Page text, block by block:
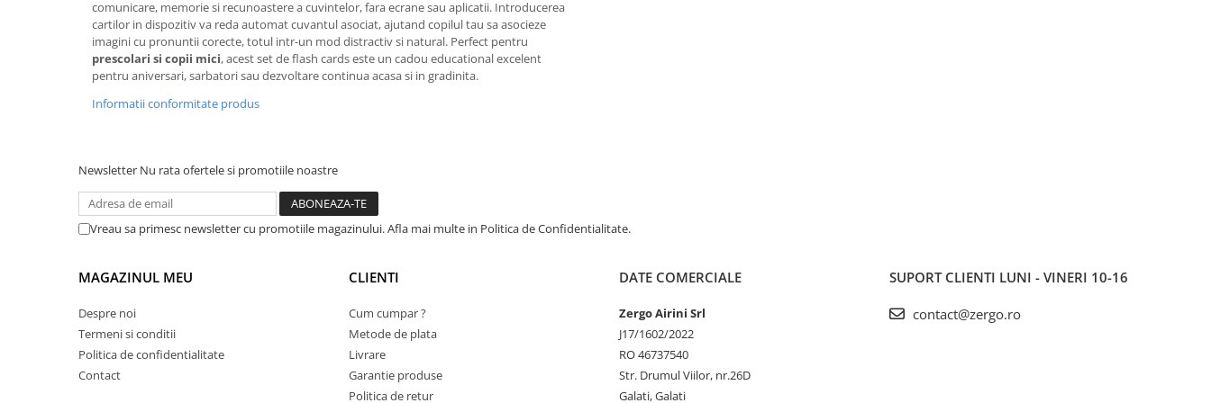
Suporturi si servetele
Tacamuri si seturi
Taietoare manuale
Tirbusoane si dopuri
Tocatoare de bucatarie
Vaze si boluri decorative
Suporturi si accesorii de baie
Uscatoare de rufe
comunicare, memorie si recunoastere a cuvintelor, fara ecrane sau aplicatii. Introducerea
cartilor in dispozitiv va reda automat cuvantul asociat, ajutand copilul tau sa asocieze
imagini cu pronuntii corecte, totul intr-un mod distractiv si natural. Perfect pentru
prescolari si copii mici, acest set de flash cards este un cadou educational excelent
pentru aniversari, sarbatori sau dezvoltare continua acasa si in gradinita.
Informatii conformitate produs
Newsletter Nu rata ofertele si promotiile noastre
Vreau sa primesc newsletter cu promotiile magazinului. Afla mai multe in Politica de Confidentialitate.
MAGAZINUL MEU
Despre noi
Termeni si conditii
Politica de confidentialitate
Contact
CLIENTI
Cum cumpar ?
Metode de plata
Livrare
Garantie produse
Politica de retur
DATE COMERCIALE
Zergo Airini Srl
J17/1602/2022
RO 46737540
Str. Drumul Viilor, nr.26D
Galati, Galati
SUPORT CLIENTI LUNI - VINERI 10-16
contact@zergo.ro